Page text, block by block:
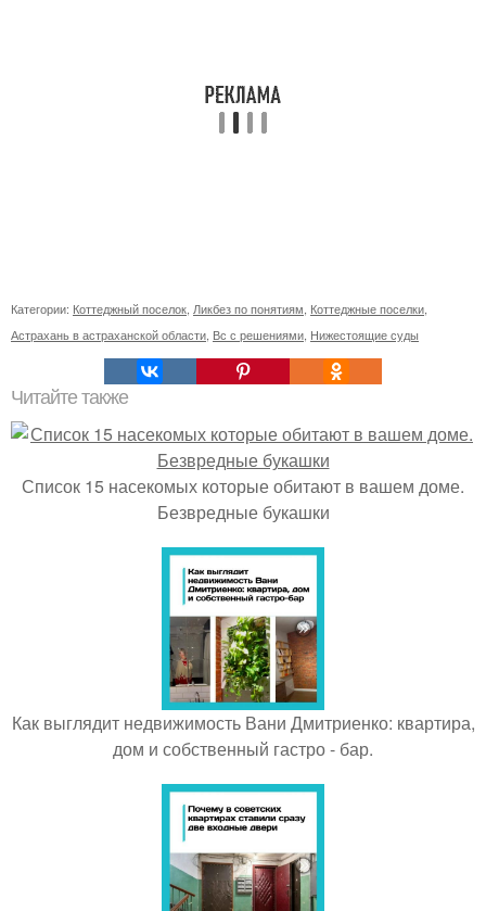
Категории: Коттеджный поселок Ликбез по понятиям Коттеджные поселки
Астрахань в астраханской области Вс с решениями Нижестоящие суды
Читайте также
Список 15 насекомых которые обитают в вашем доме.
Безвредные букашки
Как выглядит недвижимость Вани Дмитриенко: квартира,
дом и собственный гастро - бар.